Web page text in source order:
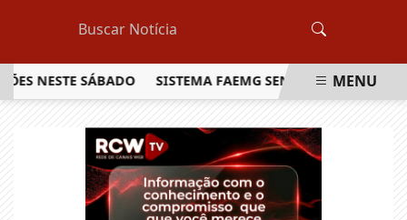
SÁBADO SISTEMA FAEMG SENAR LANÇA OMENU